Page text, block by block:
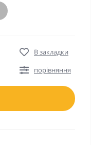
В закладки
порівняння